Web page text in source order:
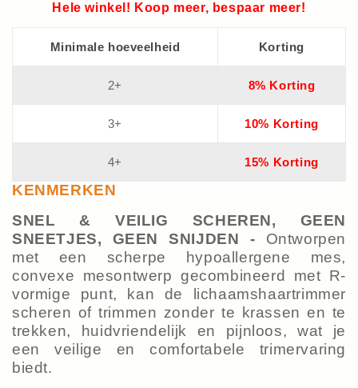
Hele winkel! Koop meer, bespaar meer!
Minimale hoeveelheid Korting
2+ 8% Korting
3+ 10% Korting
4+ 15% Korting
KENMERKEN
SNEL & VEILIG SCHEREN, GEEN
SNEETJES, GEEN SNIJDEN - Ontworpen
met een scherpe hypoallergene mes,
convexe mesontwerp gecombineerd met R-
vormige punt, kan de lichaamshaartrimmer
scheren of trimmen zonder te krassen en te
trekken, huidvriendelijk en pijnloos, wat je
een veilige en comfortabele trimervaring
biedt.